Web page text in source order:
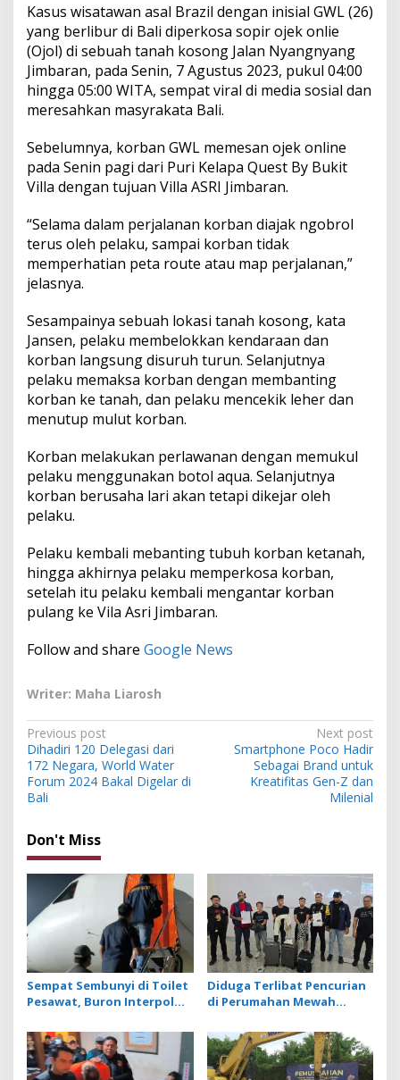
a
s
u
u
a
n
Kasus wisatawan asal Brazil dengan inisial GWL (26)
yang berlibur di Bali diperkosa sopir ojek onlie
(Ojol) di sebuah tanah kosong Jalan Nyangnyang
Jimbaran, pada Senin, 7 Agustus 2023, pukul 04:00
hingga 05:00 WITA, sempat viral di media sosial dan
meresahkan masyrakata Bali.
Sebelumnya, korban GWL memesan ojek online
pada Senin pagi dari Puri Kelapa Quest By Bukit
Villa dengan tujuan Villa ASRI Jimbaran.
“Selama dalam perjalanan korban diajak ngobrol
terus oleh pelaku, sampai korban tidak
memperhatian peta route atau map perjalanan,”
jelasnya.
Sesampainya sebuah lokasi tanah kosong, kata
Jansen, pelaku membelokkan kendaraan dan
korban langsung disuruh turun. Selanjutnya
pelaku memaksa korban dengan membanting
korban ke tanah, dan pelaku mencekik leher dan
menutup mulut korban.
Korban melakukan perlawanan dengan memukul
pelaku menggunakan botol aqua. Selanjutnya
korban berusaha lari akan tetapi dikejar oleh
pelaku.
Pelaku kembali mebanting tubuh korban ketanah,
hingga akhirnya pelaku memperkosa korban,
setelah itu pelaku kembali mengantar korban
pulang ke Vila Asri Jimbaran.
Follow and share Google News
Writer: Maha Liarosh
P
o
s
t
n
a
v
i
g
a
t
i
o
n
Previous post
Dihadiri 120 Delegasi dari
172 Negara, World Water
Forum 2024 Bakal Digelar di
Bali
Next post
Smartphone Poco Hadir
Sebagai Brand untuk
Kreatifitas Gen-Z dan
Milenial
Don't Miss
Sempat Sembunyi di Toilet
Pesawat, Buron Interpol
Pakai Jet Pribadi
Diduga Terlibat Pencurian
di Perumahan Mewah
Diamankan Imigrasi
Ngurah Rai